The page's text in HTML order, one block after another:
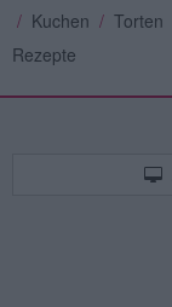
/ Kuchen / Torten
Rezepte